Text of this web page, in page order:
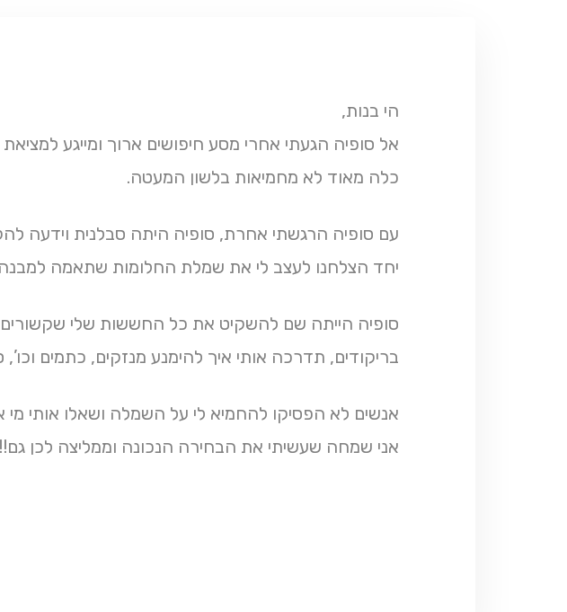
הי בנות,
אל סופיה הגעתי אחרי מסע חיפושים ארוך ומייגע
כלה מאוד לא מחמיאות בלשון המעטה.
עם סופיה הרגשתי אחרת, סופיה היתה סבלנית וידעה
יחד הצלחנו לעצב לי את שמלת החלומות שתאמה למבנה
סופיה הייתה שם להשקיט את כל החששות שלי
בריקודים, תדרכה אותי איך להימנע מנזקים, כתמים
אנשים לא הפסיקו להחמיא לי על השמלה ושאלו אותי מי
אני שמחה שעשיתי את הבחירה הנכונה וממליצה לכן גם!!